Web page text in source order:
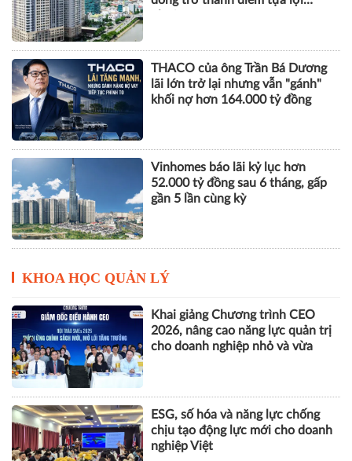
hơn 514 tỷ đồng nợ
Novaland báo lãi 912 tỷ đồng,
khoản thu tài chính hơn 1.700 tỷ
đồng trở thành điểm tựa lợi
THACO của ông Trần Bá Dương
lãi lớn trở lại nhưng vẫn "gánh"
khối nợ hơn 164.000 tỷ đồng
Vinhomes báo lãi kỷ lục hơn
KHOA HỌC QUẢN LÝ
Khai giảng Chương trình CEO
2026, nâng cao năng lực quản trị
cho doanh nghiệp nhỏ và vừa